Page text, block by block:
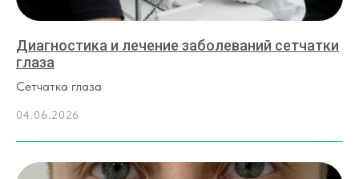
Диагностика и лечение заболеваний сетчатки
глаза
Сетчатка глаза
04.06.2026